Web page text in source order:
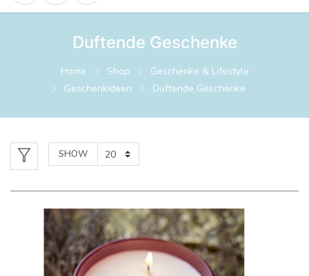
Duftende Geschenke
Home Shop
Geschenke & Lifestyle
Geschenkideen
Duftende Geschenke
SHOW